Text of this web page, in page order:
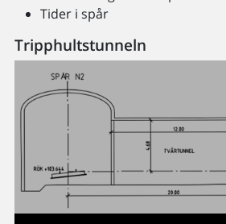
Tider i spår
Tripphultstunneln